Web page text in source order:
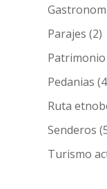
Parajes (2)
Pedanias
Ruta
Senderos
Turismo